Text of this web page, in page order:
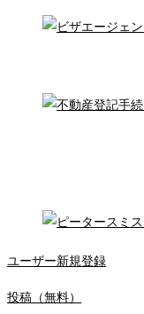
ユーザー新規登録
投稿（無料）